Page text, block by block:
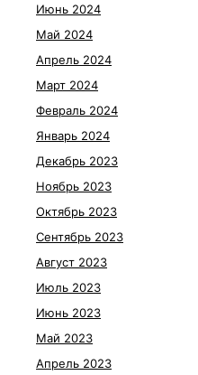
Июнь 2024
Май 2024
Апрель 2024
Март 2024
Февраль 2024
Январь 2024
Декабрь 2023
Ноябрь 2023
Октябрь 2023
Сентябрь 2023
Август 2023
Июль 2023
Июнь 2023
Май 2023
Апрель 2023